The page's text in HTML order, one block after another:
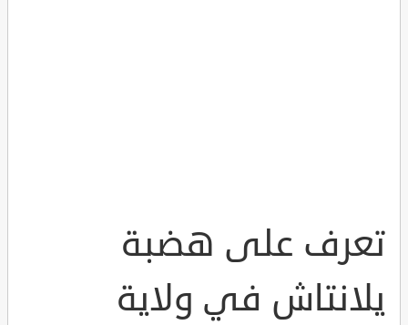
تعرف على هضبة
يلانتاش في ولاية